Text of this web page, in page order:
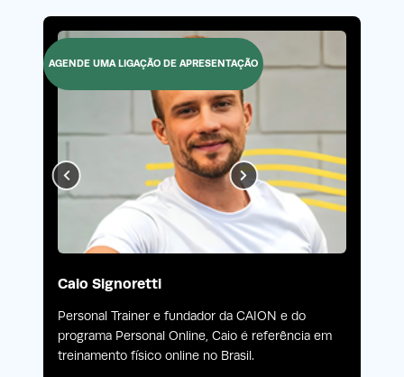
AGENDE UMA LIGAÇÃO DE APRESENTAÇÃO
Caio Signoretti
Personal Trainer e fundador da CAION e do
programa Personal Online, Caio é referência em
treinamento físico online no Brasil.